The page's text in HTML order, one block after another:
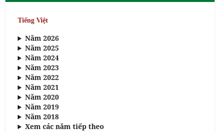
Tiếng Việt
Năm 2026
Năm 2025
Năm 2024
Năm 2023
Năm 2022
Năm 2021
Năm 2020
Năm 2019
Năm 2018
Xem các năm tiếp theo